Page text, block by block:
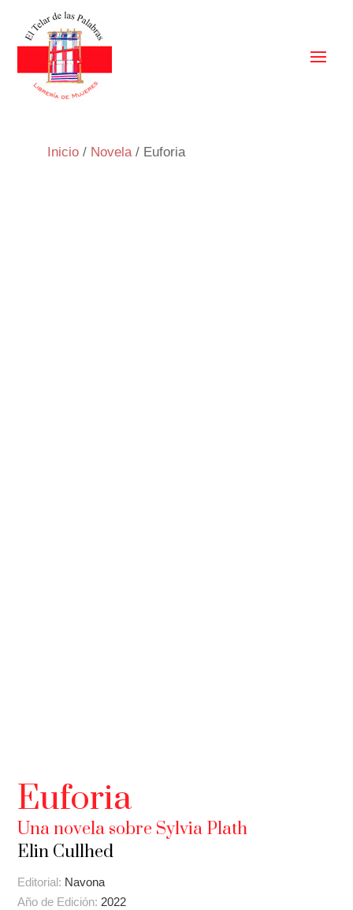
Inicio / Novela/ Euforia
Euforia
Una novela sobre Sylvia Plath
Elin Cullhed
Editorial: Navona
Año de Edición: 2022